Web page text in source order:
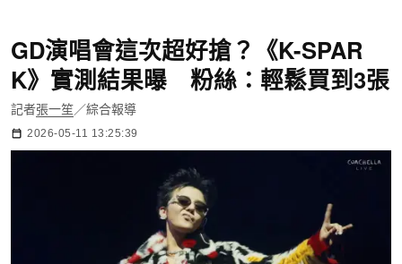
GD演唱會這次超好搶？《K-SPAR
K》實測結果曝 粉絲：輕鬆買到3張
記者張一笙／綜合報導
2026-05-11 13:25:39